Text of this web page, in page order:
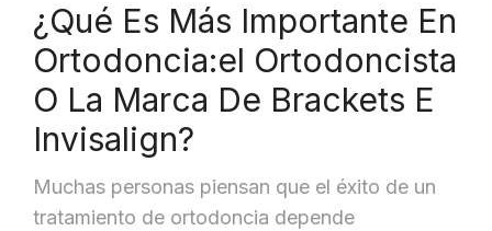
¿Qué Es Más Importante En
Ortodoncia:el Ortodoncista
O La Marca De Brackets E
Invisalign?
Muchas personas piensan que el éxito de un
tratamiento de ortodoncia depende